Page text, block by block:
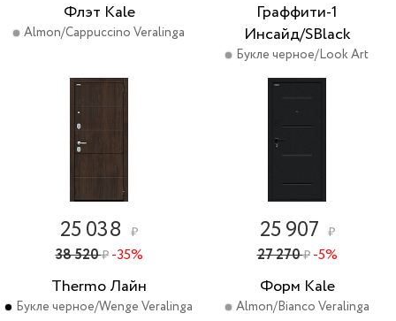
Флэт Kale
Almon/Cappuccino Veralinga
25 038 ₽
38 520₽ -35%
Граффити-1
Инсайд/SBlack
Букле черное/Look Art
25 907 ₽
27 270₽ -5%
Thermo Лайн
Букле черное/Wenge Veralinga
Форм Kale
Almon/Bianco Veralinga